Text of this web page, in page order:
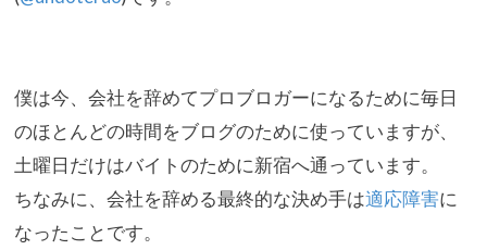
僕は今、 会社を辞めてプロブロガーになるために毎日
のほとんどの時間をブログのために使っていますが、
土曜日だけはバイトのために新宿へ通っています。
ちなみに、会社を辞める最終的な決め手は適応障害に
なったことです。